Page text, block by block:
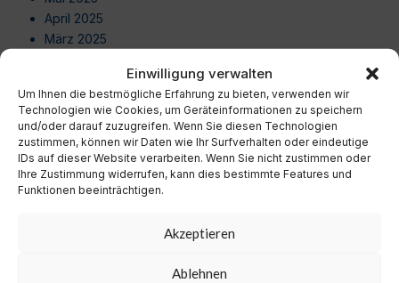
Einwilligung verwalten
Um Ihnen die bestmögliche Erfahrung zu bieten, verwenden wir
Technologien wie Cookies, um Geräteinformationen zu speichern
und/oder darauf zuzugreifen. Wenn Sie diesen Technologien
zustimmen, können wir Daten wie Ihr Surfverhalten oder eindeutige
IDs auf dieser Website verarbeiten. Wenn Sie nicht zustimmen oder
Ihre Zustimmung widerrufen, kann dies bestimmte Features und
Funktionen beeinträchtigen.
Akzeptieren
Ablehnen
April 2025
März 2025
Dezember 2024
November 2024
Oktober 2024
September 2024
August 2024